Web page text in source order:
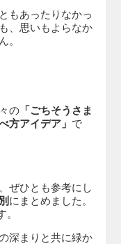
もあったりなかっ
、思いもよらなか
。
の 「ごちそうさま
方アイデア」 で
ぜひとも参考にし
にまとめました。
深まりと共に緑か